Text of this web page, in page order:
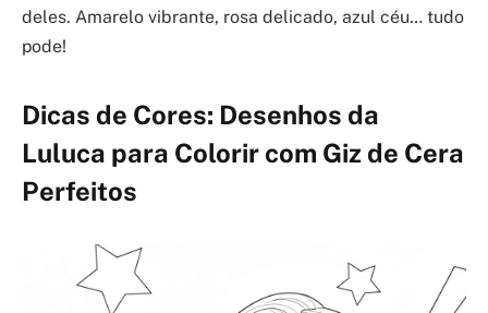
deles. Amarelo vibrante, rosa delicado, azul céu… tudo
pode!
Dicas de Cores: Desenhos da
Luluca para Colorir com Giz de Cera
Perfeitos